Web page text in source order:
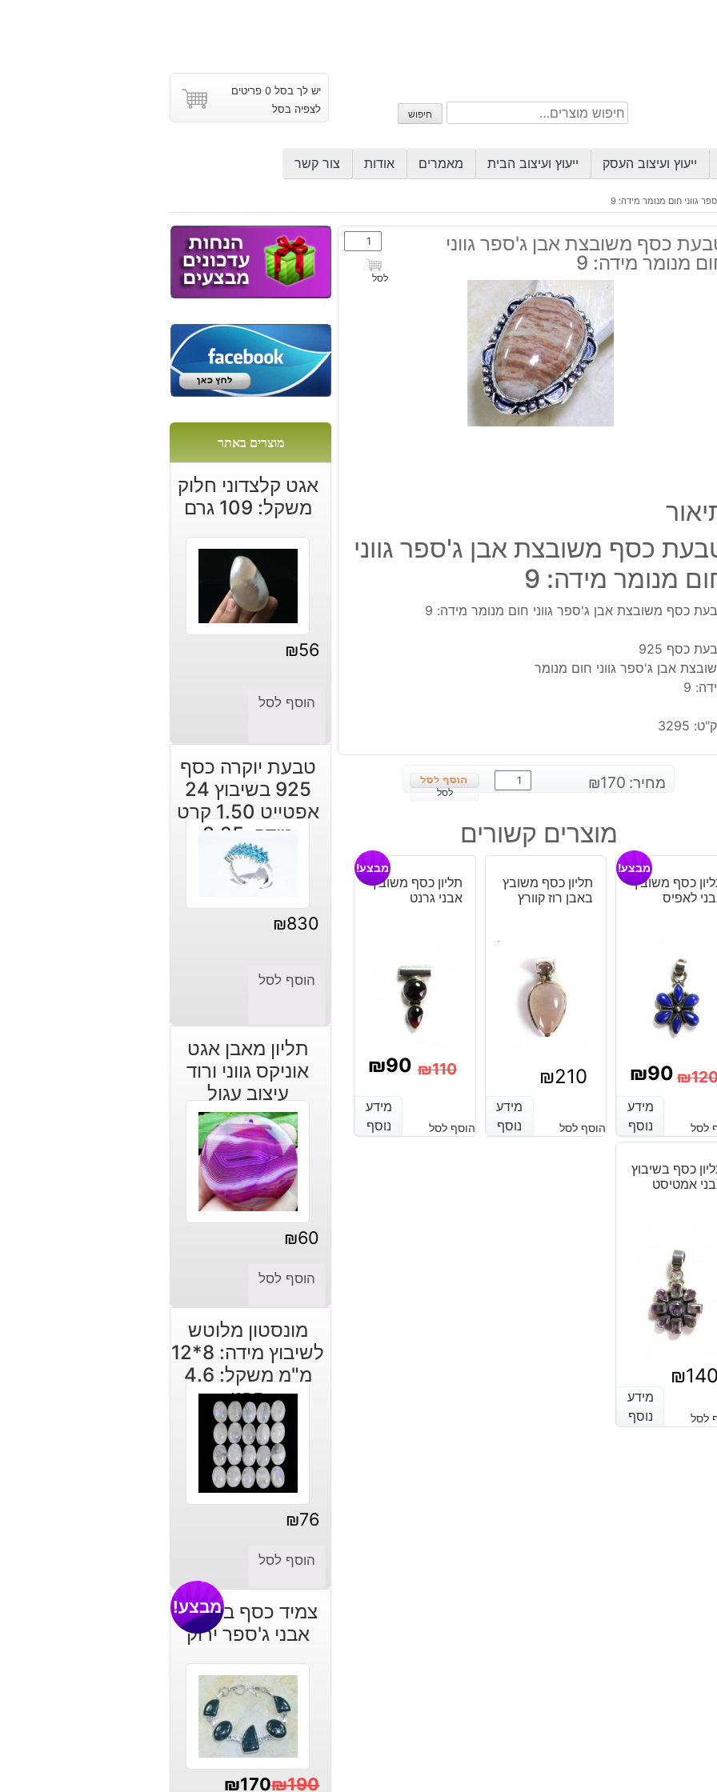
חיפוש
עבור:
חיפוש
יש לך בסל 0 פריטים
לצפיה בסל
ייעוץ ועיצוב העסק ייעוץ ועיצוב הבית מאמרים אודות צור קשר
גווני חום מנומר מידה: 9
כסף משובצת אבן ג'ספר גווני
מנומר מידה: 9
כמות
של
טבעת
לסל
כסף משובצת אבן ג'ספר גווני
מנומר מידה: 9
כסף משובצת אבן ג'ספר גווני חום מנומר מידה: 9
כסף 925
אבן ג'ספר גווני חום מנומר
9
3295
מחיר: ₪170
כמות
של
כסף
משובצת
ג'ספר
גווני
מידה:
9
לסל
מוצרים קשורים
כסף משובץ
לאפיס
מבצע!
₪
היה:
₪90
הוא:
מידע
נוסף
לסל
מידע
נוסף
תליון כסף משובץ
באבן רוז קוורץ
₪210
מידע
נוסף
הוסף לסל
מידע
נוסף
תליון כסף משובץ
אבני גרנט
מבצע!
₪110
המקורי
₪90
הנוכחי
מידע
נוסף
הוסף לסל
מידע
נוסף
כסף בשיבוץ
אמטיסט
₪140
מידע
נוסף
לסל
מידע
נוסף
מוצרים באתר
אגט קלצדוני חלוק
משקל: 109 גרם
₪56
הוסף לסל
טבעת יוקרה כסף
925 בשיבוץ 24
אפטייט 1.50 קרט
מידה: 8.25
₪830
הוסף לסל
תליון מאבן אגט
אוניקס גווני ורוד
עיצוב עגול
₪60
הוסף לסל
מונסטון מלוטש
לשיבוץ מידה: 8*12
מ"מ משקל: 4.6
קרט
₪76
הוסף לסל
צמיד כסף בשיבוץ
אבני ג'ספר ירוק
מבצע!
₪190
₪170